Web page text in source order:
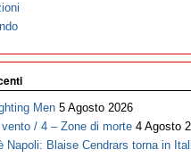
Men 5 Agosto 2026
/ 4 – Zone di morte 4 Agosto
Napoli: Blaise Cendrars torna in